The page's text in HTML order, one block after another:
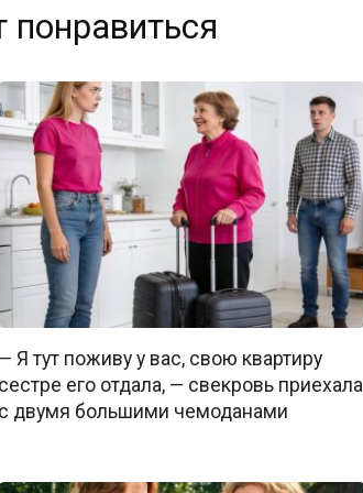
— Я тут поживу у вас, свою квартиру
сестре его отдала, — свекровь приехала
с двумя большими чемоданами